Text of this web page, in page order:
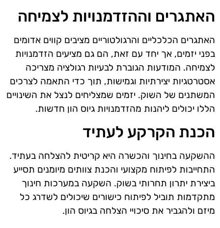
האתגרים וההזדמנויות לצמיחה
האתגרים הכלכליים והרגולטוריים מציבים קווים אדומים
בפני יזמים, אך יחד עם זאת, הם גם מציעים הזדמנויות
לצמיחה. המודעות הגוברת לבעיות רגולציה מצריכה
אסטרטגיות יצירתיות וגמישות, תוך כדי התאמה לצרכים
המשתנים של השוק. יזמים שמצליחים לנצל את השינויים
הללו יכולים ליהנות מהזדמנויות גיוס הון חדשות.
הכנת הקרקע לעתיד
ההשקעה בחינוך והכשרה היא קריטית להצלחה בעתיד.
התחייבות לפיתוח מקצועי והכנת צוותים מיומנים תסייע
ביצירת יתרון תחרותי בשוק. השקעה במערכות חינוך
מתקדמות תוביל לפיתוח כישורים שיכולים לשדרג כל
מיזם ולהגביר את סיכויי הצלחה בגיוס הון.